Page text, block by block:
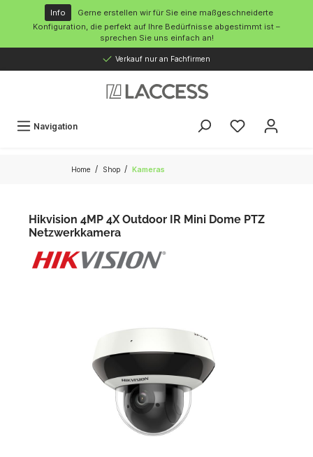
springen
Info
Gerne erstellen wir für Sie eine maßgeschneiderte
Konfiguration, die perfekt auf Ihre Bedürfnisse abgestimmt ist –
sprechen Sie uns einfach an!
Verkauf nur an Fachfirmen
Navigation
Home / Shop / Kameras
Hikvision 4MP 4X Outdoor IR Mini Dome PTZ
Netzwerkkamera